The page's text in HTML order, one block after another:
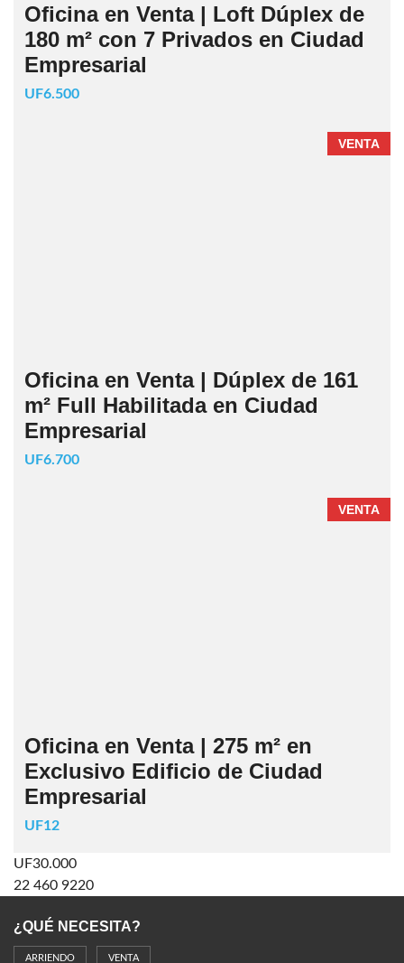
Oficina en Venta | Loft Dúplex de
180 m² con 7 Privados en Ciudad
Empresarial
UF6.500
VENTA
Oficina en Venta | Dúplex de 161
m² Full Habilitada en Ciudad
Empresarial
UF6.700
VENTA
Oficina en Venta | 275 m² en
Exclusivo Edificio de Ciudad
Empresarial
UF12
UF30.000
22 460 9220
¿QUÉ NECESITA?
ARRIENDO VENTA